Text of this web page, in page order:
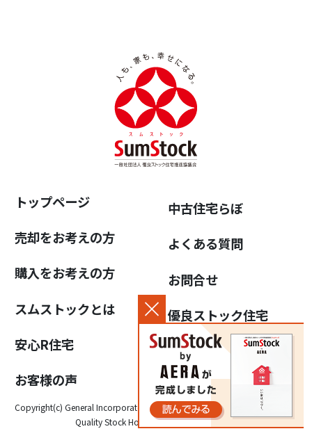
トップページ
売却をお考えの方
購入をお考えの方
スムストックとは
安心R住宅
お客様の声
中古住宅らぼ
よくある質問
お問合せ
優良ストック住宅
推進協議会について
個人情報保護方針
Copyright(c) General Incorporated Association for the Promotion of High-
Quality Stock Housing, All Rights Reserved.